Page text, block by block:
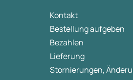
Kontakt
Bestellung aufgeben
Bezahlen
Lieferung
Stornierungen,